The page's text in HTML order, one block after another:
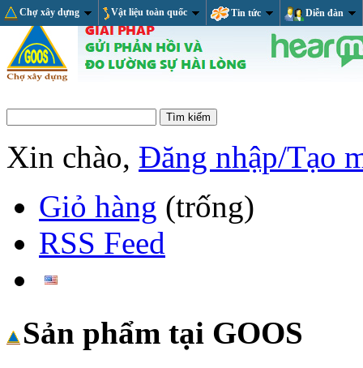
Chợ xây dựng Vật liệu toàn quốc Tin tức Diễn đàn
Xin chào, Đăng nhập/Tạo
Giỏ hàng (trống)
RSS Feed
Sản phẩm tại GOOS